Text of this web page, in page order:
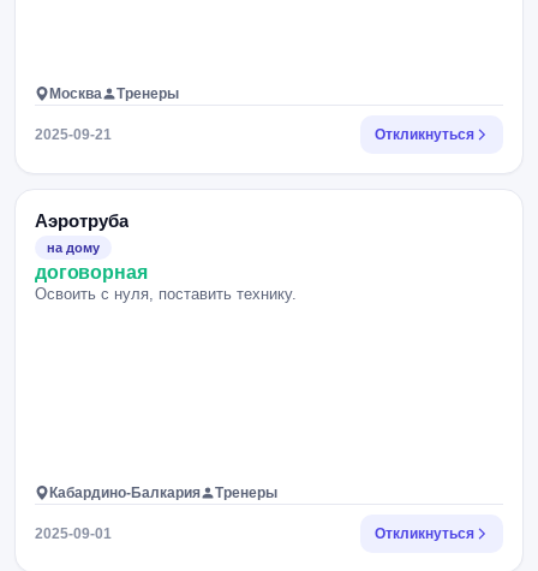
Москва Тренеры
2025-09-21 Откликнуться
Аэротруба
на дому
договорная
Освоить с нуля, поставить технику.
Кабардино-Балкария Тренеры
2025-09-01 Откликнуться